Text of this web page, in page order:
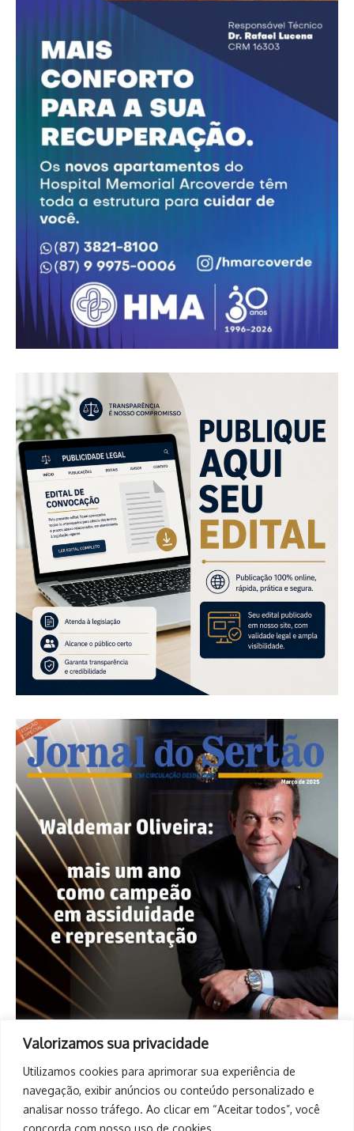
Valorizamos sua privacidade
Utilizamos cookies para aprimorar sua experiência de
navegação, exibir anúncios ou conteúdo personalizado e
analisar nosso tráfego. Ao clicar em “Aceitar todos”, você
concorda com nosso uso de cookies.